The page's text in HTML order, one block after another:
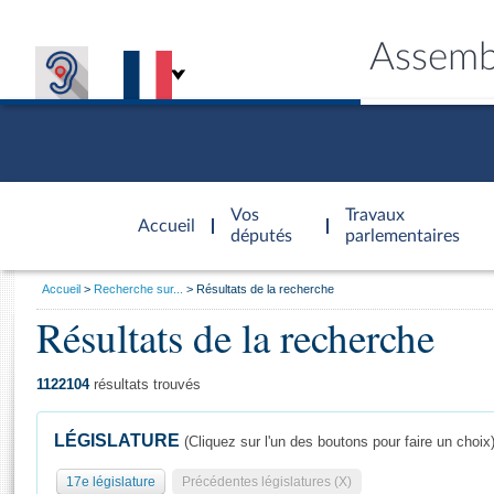
Accueil
d'accueil
Vos
députés
Travaux
parlementaires
Général
Vous
Accueil Recherche sur... Résultats de la recherche
Résultats de la recherche
1122104résultats trouvés
LÉGISLATURE (Cliquez sur l'un des boutons pour faire un choix)
17e législature Précédentes législatures (X)